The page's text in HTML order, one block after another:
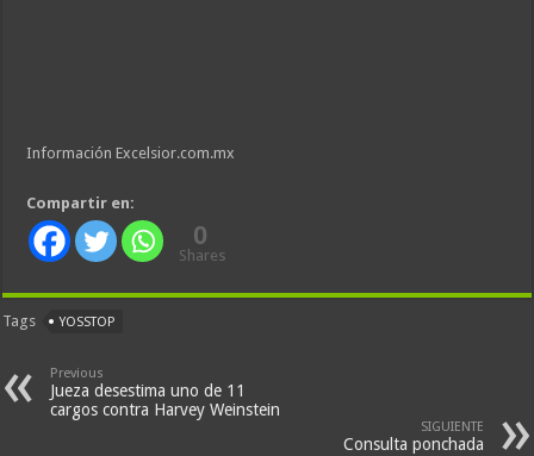
Información Excelsior.com.mx
Compartir en:
0
Shares
Tags YOSSTOP
Previous
Jueza desestima uno de 11
cargos contra Harvey Weinstein
SIGUIENTE
Consulta ponchada